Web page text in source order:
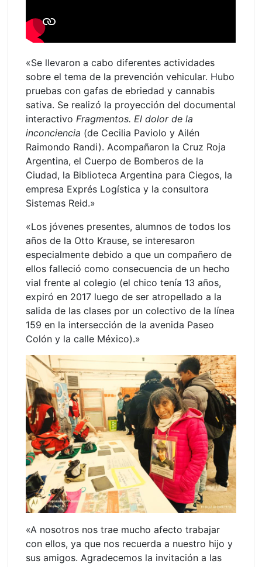
«Se llevaron a cabo diferentes actividades
sobre el tema de la prevención vehicular. Hubo
pruebas con gafas de ebriedad y cannabis
sativa. Se realizó la proyección del documental
interactivoFragmentos. El dolor de la
inconciencia (de Cecilia Paviolo y Ailén
Raimondo Randi). Acompañaron la Cruz Roja
Argentina, el Cuerpo de Bomberos de la
Ciudad, la Biblioteca Argentina para Ciegos, la
empresa Exprés Logística y la consultora
Sistemas Reid.»
«Los jóvenes presentes, alumnos de todos los
años de la Otto Krause, se interesaron
especialmente debido a que un compañero de
ellos falleció como consecuencia de un hecho
vial frente al colegio (el chico tenía 13 años,
expiró en 2017 luego de ser atropellado a la
salida de las clases por un colectivo de la línea
159 en la intersección de la avenida Paseo
Colón y la calle México).»
«A nosotros nos trae mucho afecto trabajar
con ellos, ya que nos recuerda a nuestro hijo y
sus amigos. Agradecemos la invitación a las